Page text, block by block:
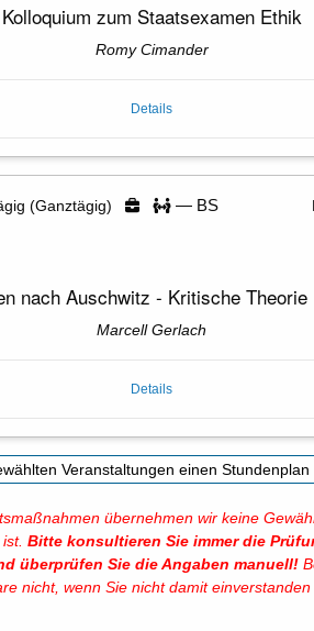
Kolloquium zum Staatsexamen Ethik
Romy Cimander
Details
(Ganztägig) — BS
nach Auschwitz - Kritische Theorie
Marcell Gerlach
Details
übernehmen wir keine
Bitte konsultieren Sie immer die
überprüfen Sie die Angaben manuell!
nicht, wenn Sie nicht damit einverstanden